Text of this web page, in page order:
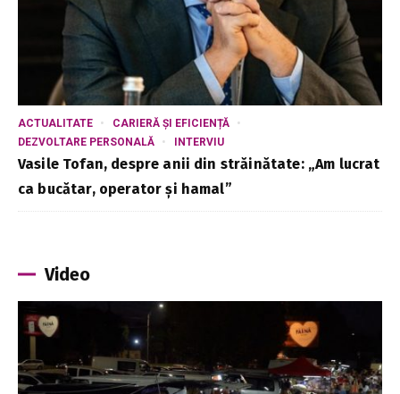
ACTUALITATE
CARIERĂ ȘI EFICIENȚĂ
DEZVOLTARE PERSONALĂ
INTERVIU
Vasile Tofan, despre anii din străinătate: „Am lucrat
ca bucătar, operator și hamal”
Video